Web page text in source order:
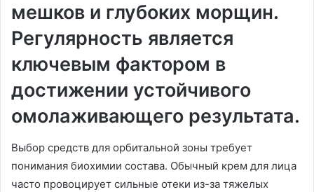
мешков и глубоких морщин.
Регулярность является
ключевым фактором в
достижении устойчивого
омолаживающего результата.
Выбор средств для орбитальной зоны требует
понимания биохимии состава. Обычный крем для лица
часто провоцирует сильные отеки из-за тяжелых